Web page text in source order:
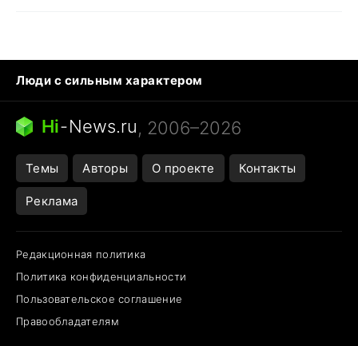
Люди с сильным характером
Кошка писает на кровать
Тунцы в океанариуме
Ядовитые пауки России
Города в ядерной войне
Открытие в Google Maps
Hi-News.ru, 2006–2026
Темы Авторы О проекте Контакты
Реклама
Редакционная политика
Политика конфиденциальности
Пользовательское соглашение
Правообладателям